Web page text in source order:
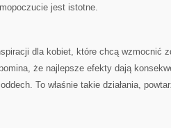
jest istotne.
dla kobiet, które chcą wzmocnić
że najlepsze efekty dają
To właśnie takie działania,